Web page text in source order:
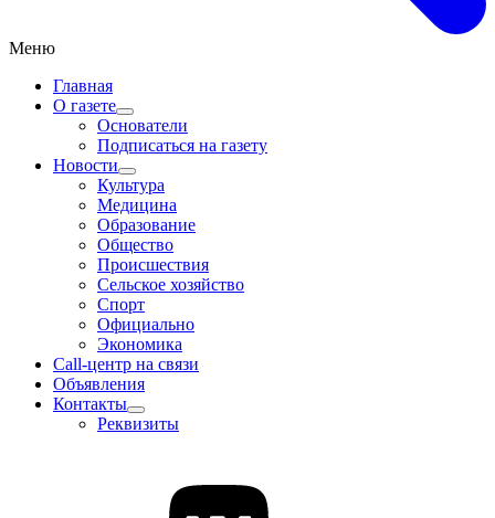
Меню
Главная
О газете
Основатели
Подписаться на газету
Новости
Культура
Медицина
Образование
Общество
Происшествия
Сельское хозяйство
Спорт
Официально
Экономика
Call-центр на связи
Объявления
Контакты
Реквизиты